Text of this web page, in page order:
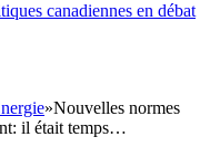
canadiennes en débat
»Nouvelles normes
il était temps…